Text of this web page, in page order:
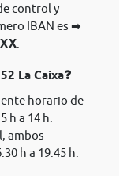
control y
IBAN es ➡
La Caixa❓
horario de
h a 14 h.
ambos
h a 19.45 h.